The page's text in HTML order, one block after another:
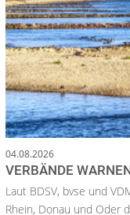
04.08.2026
VERBÄNDE
Laut BDSV, bvse und
Rhein, Donau und Oder